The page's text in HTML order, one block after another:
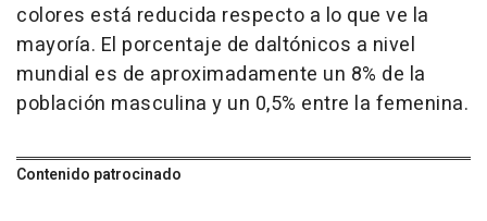
colores está reducida respecto a lo que ve la
mayoría. El porcentaje de daltónicos a nivel
mundial es de aproximadamente un 8% de la
población masculina y un 0,5% entre la femenina.
Contenido patrocinado